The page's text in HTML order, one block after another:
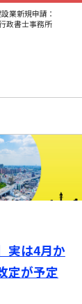
業新規申請：
政書士事務所
実は4月か
定が予定